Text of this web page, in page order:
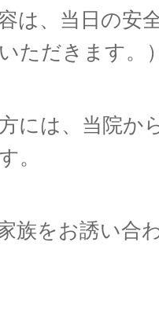
は、当日の安
ただきます。
には、当院か
。
族をお誘い合